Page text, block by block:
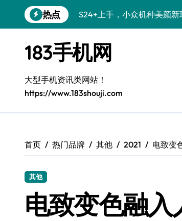
到
热点
S24+上手，小众机种美颜新
A56 5G登场，小众旗舰新风尚
三星S26小众机美出圈：个
S25个性美化秘籍，小众玩法
C55 5G焕新秘籍：三星潮
Galaxy Z Flip6：小众潮机
S25 Ultra颜值封神！定制主
183手机网
大型手机资讯类网站！
https://www.183shouji.com
首页 热门品牌 其他 2021 电致变
其他
电致变色融入